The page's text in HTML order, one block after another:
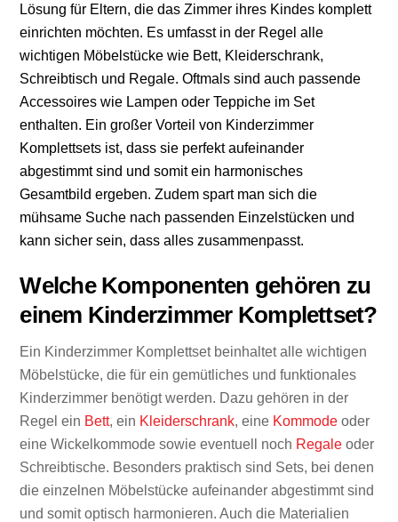
Lösung für Eltern, die das Zimmer ihres Kindes komplett
einrichten möchten. Es umfasst in der Regel alle
wichtigen Möbelstücke wie Bett, Kleiderschrank,
Schreibtisch und Regale. Oftmals sind auch passende
Accessoires wie Lampen oder Teppiche im Set
enthalten. Ein großer Vorteil von Kinderzimmer
Komplettsets ist, dass sie perfekt aufeinander
abgestimmt sind und somit ein harmonisches
Gesamtbild ergeben. Zudem spart man sich die
mühsame Suche nach passenden Einzelstücken und
kann sicher sein, dass alles zusammenpasst.
Welche Komponenten gehören zu
einem Kinderzimmer Komplettset?
Ein Kinderzimmer Komplettset beinhaltet alle wichtigen
Möbelstücke, die für ein gemütliches und funktionales
Kinderzimmer benötigt werden. Dazu gehören in der
Regel ein Bett, ein Kleiderschrank, eine Kommode oder
eine Wickelkommode sowie eventuell noch Regale oder
Schreibtische. Besonders praktisch sind Sets, bei denen
die einzelnen Möbelstücke aufeinander abgestimmt sind
und somit optisch harmonieren. Auch die Materialien